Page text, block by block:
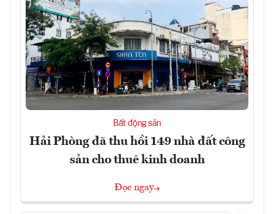
Bất động sản
Hải Phòng đã thu hồi 149 nhà đất công
sản cho thuê kinh doanh
Đọc ngay